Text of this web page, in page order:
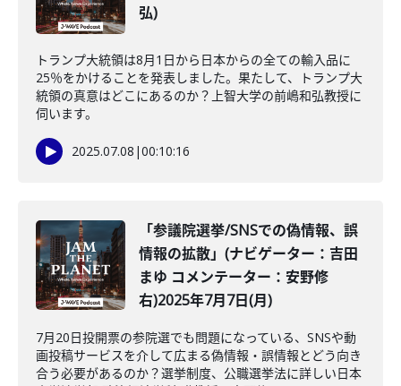
弘)
トランプ大統領は8月1日から日本からの全ての輸入品に
25％をかけることを発表しました。果たして、トランプ大
統領の真意はどこにあるのか？上智大学の前嶋和弘教授に
伺います。
2025.07.08 |00:10:16
「参議院選挙/SNSでの偽情報、誤
情報の拡散」(ナビゲーター：吉田
まゆ コメンテーター：安野修
右)2025年7月7日(月)
7月20日投開票の参院選でも問題になっている、SNSや動
画投稿サービスを介して広まる偽情報・誤情報とどう向き
合う必要があるのか？選挙制度、公職選挙法に詳しい日本